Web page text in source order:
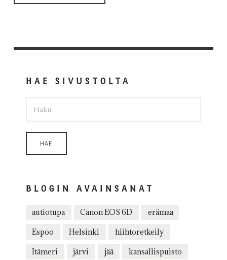
HAE SIVUSTOLTA
BLOGIN AVAINSANAT
autiotupa Canon EOS 6D erämaa
Espoo Helsinki hiihtoretkeily
Itämeri järvi jää kansallispuisto